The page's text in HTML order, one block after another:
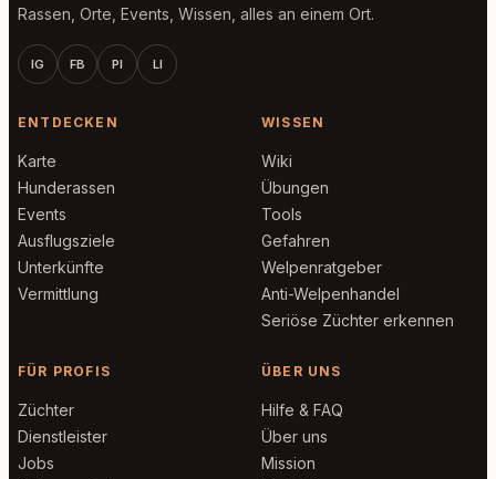
Rassen, Orte, Events, Wissen, alles an einem Ort.
IG FB PI LI
ENTDECKEN
Karte
Hunderassen
Events
Ausflugsziele
Unterkünfte
Vermittlung
WISSEN
Wiki
Übungen
Tools
Gefahren
Welpenratgeber
Anti-Welpenhandel
Seriöse Züchter erkennen
FÜR PROFIS
Züchter
Dienstleister
Jobs
ÜBER UNS
Hilfe & FAQ
Über uns
Mission